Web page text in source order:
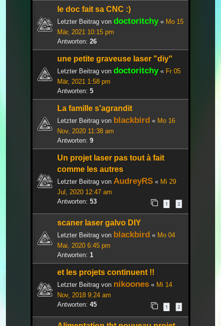
le doc fait sa CNC :)
Letzter Beitrag von doctoritchy« Mo 15
Mär, 2021 10:15 pm
Antworten: 26
une petite graveuse laser "diy"
Letzter Beitrag von doctoritchy« Fr 05
Mär, 2021 1:58 pm
Antworten: 5
La famille s'agrandit
Letzter Beitrag von blackbird « Mo 16
Nov, 2020 11:38 am
Antworten: 9
Un projet laser pas tout à fait
comme les autres
Letzter Beitrag von AudreyRS « Mi 29
Jul, 2020 12:47 am
Antworten: 53 1 2
scaner laser galvo DIY
Letzter Beitrag von blackbird « Mo 04
Mai, 2020 6:45 pm
Antworten: 1
et les projets continuent !!
Letzter Beitrag von nikoones « Mi 14
Nov, 2018 9:24 am
Antworten: 45 1 2